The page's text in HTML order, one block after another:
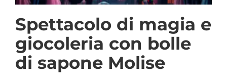
Spettacolo di magia e
giocoleria con bolle
di sapone Molise